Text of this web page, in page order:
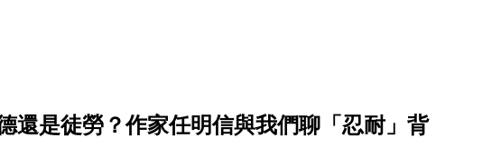
還是徒勞？作家任明信與我們聊「忍耐」背